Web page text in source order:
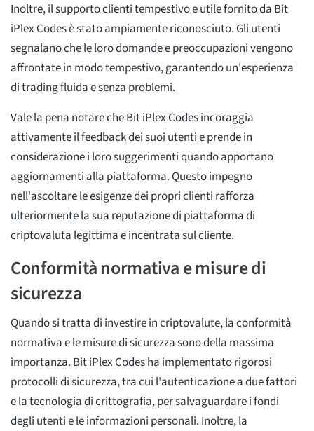
Inoltre, il supporto clienti tempestivo e utile fornito da Bit
iPlex Codes è stato ampiamente riconosciuto. Gli utenti
segnalano che le loro domande e preoccupazioni vengono
affrontate in modo tempestivo, garantendo un'esperienza
di trading fluida e senza problemi.
Vale la pena notare che Bit iPlex Codes incoraggia
attivamente il feedback dei suoi utenti e prende in
considerazione i loro suggerimenti quando apportano
aggiornamenti alla piattaforma. Questo impegno
nell'ascoltare le esigenze dei propri clienti rafforza
ulteriormente la sua reputazione di piattaforma di
criptovaluta legittima e incentrata sul cliente.
Conformità normativa e misure di
sicurezza
Quando si tratta di investire in criptovalute, la conformità
normativa e le misure di sicurezza sono della massima
importanza. Bit iPlex Codes ha implementato rigorosi
protocolli di sicurezza, tra cui l'autenticazione a due fattori
e la tecnologia di crittografia, per salvaguardare i fondi
degli utenti e le informazioni personali. Inoltre, la